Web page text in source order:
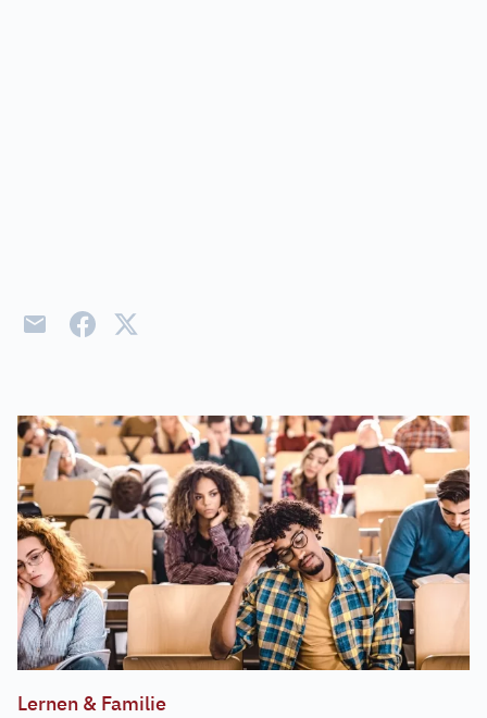
Lernen & Familie